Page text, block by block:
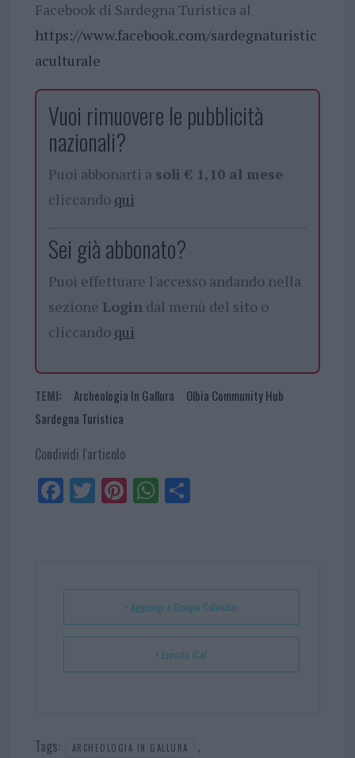
Facebook di Sardegna Turistica al
https://www.facebook.com/sardegnaturistic
aculturale
Vuoi rimuovere le pubblicità
nazionali?
Puoi abbonarti a soli € 1,10 al mese
cliccando qui
Sei già abbonato?
Puoi effettuare l'accesso andando nella
sezione Logindal menù del sito o
cliccando qui
TEMI: Archeologia In Gallura
Olbia Community Hub
Sardegna Turistica
Condividi l'articolo
Fa
ce
Tw
itt
Pi
nt
t
W
ha
p
Sh
+ Aggiungi a Google Calendar
+ Esporta iCal
Tags: ARCHEOLOGIA IN GALLURA ,